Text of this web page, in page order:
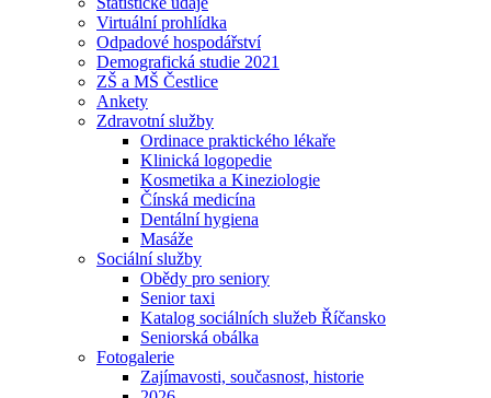
Virtuální prohlídka
Odpadové hospodářství
Demografická studie 2021
ZŠ a MŠ Čestlice
Ankety
Zdravotní služby
Ordinace praktického lékaře
Klinická logopedie
Kosmetika a Kineziologie
Čínská medicína
Dentální hygiena
Masáže
Sociální služby
Obědy pro seniory
Senior taxi
Katalog sociálních služeb Říčansko
Seniorská obálka
Fotogalerie
Zajímavosti, současnost, historie